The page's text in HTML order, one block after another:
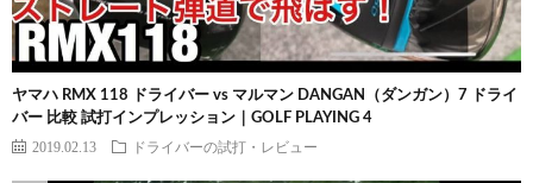
ヤマハ RMX 118 ドライバー vs マルマン DANGAN（ダンガン）7 ドライ
バー 比較 試打インプレッション｜GOLF PLAYING 4
2019.02.13 ドライバーの試打・レビュー